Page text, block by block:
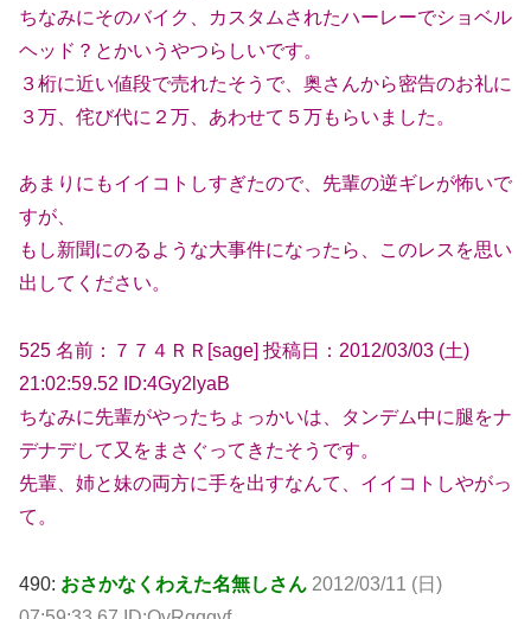
ちなみにそのバイク、カスタムされたハーレーでショベル
ヘッド？とかいうやつらしいです。
３桁に近い値段で売れたそうで、奥さんから密告のお礼に
３万、侘び代に２万、あわせて５万もらいました。
あまりにもイイコトしすぎたので、先輩の逆ギレが怖いで
すが、
もし新聞にのるような大事件になったら、このレスを思い
出してください。
525 名前：７７４ＲＲ[sage] 投稿日：2012/03/03 (土)
21:02:59.52 ID:4Gy2lyaB
ちなみに先輩がやったちょっかいは、タンデム中に腿をナ
デナデして又をまさぐってきたそうです。
先輩、姉と妹の両方に手を出すなんて、イイコトしやがっ
て。
490: おさかなくわえた名無しさん 2012/03/11 (日)